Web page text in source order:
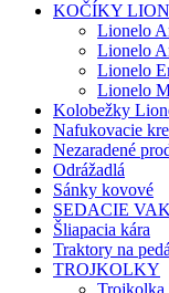
KOČÍKY
Lionelo
Lionelo
Lionelo
Lionelo
Kolobežky
Nafukovacie
Nezaradené
Odrážadlá
Sánky kovové
SEDACIE
Šliapacia kára
Traktory na
TROJKOLKY